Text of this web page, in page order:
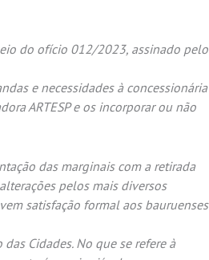
do ofício 012/2023, assinado pelo
e necessidades à concessionária
ARTESP e os incorporar ou não
das marginais com a retirada
pelos mais diversos
satisfação formal aos bauruenses
Cidades. No que se refere à